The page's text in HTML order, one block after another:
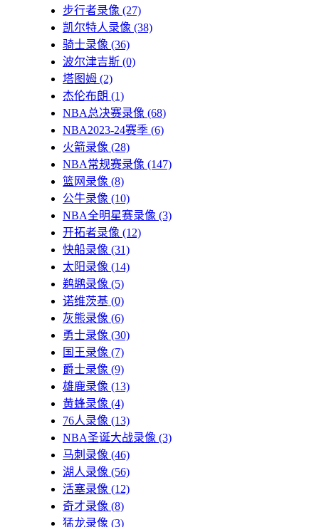
步行者录像 (27)
凯尔特人录像 (38)
骑士录像 (36)
波尔津吉斯 (0)
塔图姆 (2)
杰伦布朗 (1)
NBA总决赛录像 (68)
NBA2023-24赛季 (6)
火箭录像 (28)
NBA常规赛录像 (147)
篮网录像 (8)
公牛录像 (10)
NBA全明星赛录像 (3)
开拓者录像 (12)
快船录像 (31)
太阳录像 (14)
鹈鹕录像 (5)
诺维茨基 (0)
灰熊录像 (6)
勇士录像 (30)
国王录像 (7)
爵士录像 (9)
雄鹿录像 (13)
黄蜂录像 (4)
76人录像 (13)
NBA圣诞大战录像 (3)
马刺录像 (46)
湖人录像 (56)
活塞录像 (12)
奇才录像 (8)
猛龙录像 (3)